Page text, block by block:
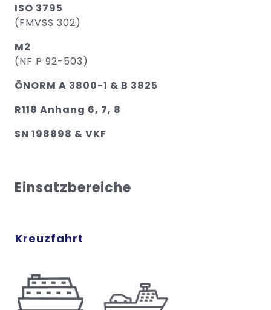
ISO 3795
(FMVSS 302)
M2
(NF P 92-503)
ÖNORM A 3800-1 & B 3825
R118 Anhang 6, 7, 8
SN 198898 & VKF
Einsatzbereiche
Kreuzfahrt